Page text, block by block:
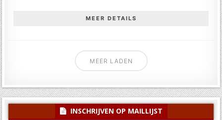
MEER DETAILS
MEER LADEN
INSCHRIJVEN OP MAILLIJST